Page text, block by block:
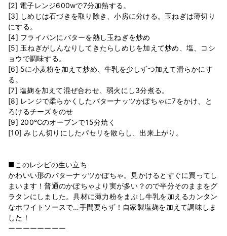
[2] 電子レンジ600wで7分加熱する。
[3] しめじは石づきを取り除き、小房に分ける。玉ねぎは薄切り
にする。
[4] フライパンにバターを熱し玉ねぎを炒め
[5] 玉ねぎがしんなりしてきたらしめじを加えて炒め、塩、コシ
ョウで調味する。
[6] 5に小麦粉を加えて炒め、牛乳を少しずつ加えて滑らかにす
る。
[7] 塩麹を加えて混ぜ合わせ、弱火にし3分煮る。
[8] レンジで柔らかくしたバターナッツかぼちゃに7をかけ、と
ろけるチーズをのせ
[9] 200℃のオーブンで15分焼く
[10] みじん切りにしたパセリを散らし、出来上がり。
■このレシピの生い立ち
かわいい形のバターナッツかぼちゃ。見かけるとすぐに買ってし
まいます！普通のかぼちゃより実が多い？ので半分そのままをグ
ラタンにしました。具材に薄力粉をまぶし牛乳を加えるカンタン
なホワイトソースで…手間要らず！自家製塩麹を加えて調味しま
した！
ーーーーーーーー